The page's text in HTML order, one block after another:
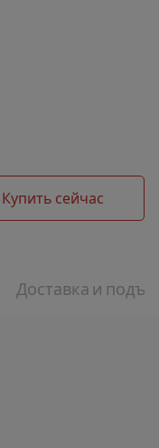
Купить сейчас
Доставка и